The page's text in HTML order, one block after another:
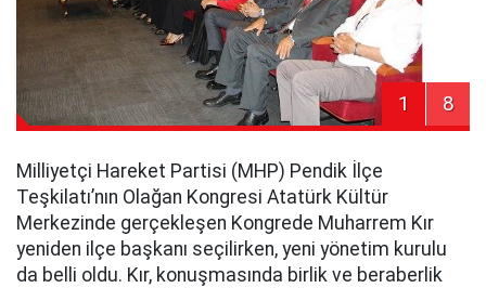
1 8
Milliyetçi Hareket Partisi (MHP) Pendik İlçe
Teşkilatı’nın Olağan Kongresi Atatürk Kültür
Merkezinde gerçekleşen Kongrede Muharrem Kır
yeniden ilçe başkanı seçilirken, yeni yönetim kurulu
da belli oldu. Kır, konuşmasında birlik ve beraberlik